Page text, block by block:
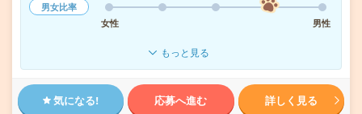
男女比率
女性
男性
もっと見る
気になる! 応募へ進む 詳しく見る